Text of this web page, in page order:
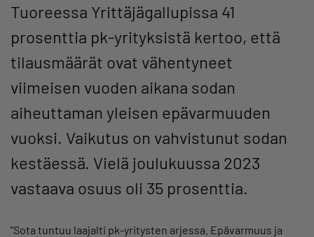
Tuoreessa Yrittäjägallupissa 41
prosenttia pk-yrityksistä kertoo, että
tilausmäärät ovat vähentyneet
viimeisen vuoden aikana sodan
aiheuttaman yleisen epävarmuuden
vuoksi. Vaikutus on vahvistunut sodan
kestäessä. Vielä joulukuussa 2023
vastaava osuus oli 35 prosenttia.
”Sota tuntuu laajalti pk-yritysten arjessa. Epävarmuus ja